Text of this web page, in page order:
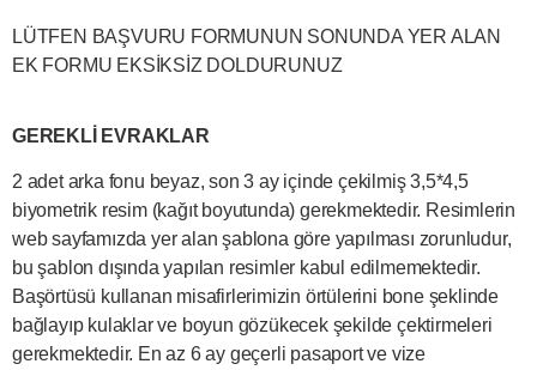
LÜTFEN BAŞVURU FORMUNUN SONUNDA YER ALAN
EK FORMU EKSİKSİZ DOLDURUNUZ
GEREKLİ EVRAKLAR
2 adet arka fonu beyaz, son 3 ay içinde çekilmiş 3,5*4,5
biyometrik resim (kağıt boyutunda) gerekmektedir. Resimlerin
web sayfamızda yer alan şablona göre yapılması zorunludur,
bu şablon dışında yapılan resimler kabul edilmemektedir.
Başörtüsü kullanan misafirlerimizin örtülerini bone şeklinde
bağlayıp kulaklar ve boyun gözükecek şekilde çektirmeleri
gerekmektedir. En az 6 ay geçerli pasaport ve vize